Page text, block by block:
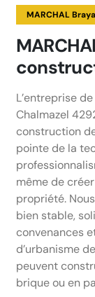
MARCHAL
L’entreprise
Chalmazel
construction
pointe de la
même de
propriété.
bien stable,
convenances
d’urbanisme
peuvent
brique ou en